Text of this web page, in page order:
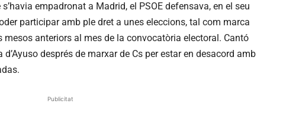
empadronat a Madrid, el PSOE defensava, en el seu
participar amb ple dret a unes eleccions, tal com marca
mesos anteriors al mes de la convocatòria electoral. Cantó
després de marxar de Cs per estar en desacord amb
.
Publicitat